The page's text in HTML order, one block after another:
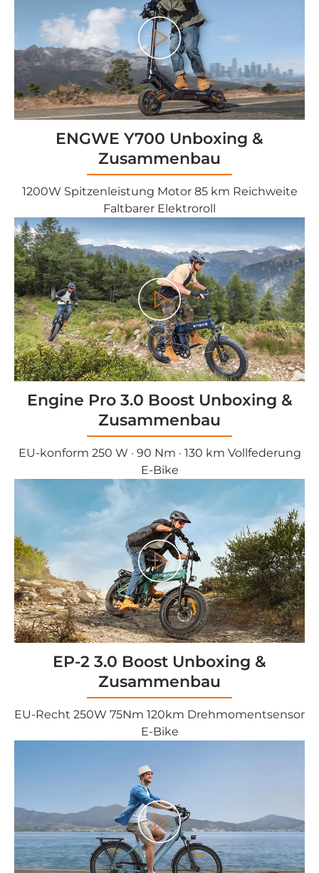
<tc>Gioco</tc>
ENGWE Y700 Unboxing &
Zusammenbau
1200W Spitzenleistung Motor 85 km Reichweite
Faltbarer Elektroroll
<tc>Gioco</tc>
Engine Pro 3.0 Boost Unboxing &
Zusammenbau
EU-konform 250 W · 90 Nm · 130 km Vollfederung
E-Bike
<tc>Gioco</tc>
EP-2 3.0 Boost Unboxing &
Zusammenbau
EU-Recht 250W 75Nm 120km Drehmomentsensor
E-Bike
<tc>Gioco</tc>